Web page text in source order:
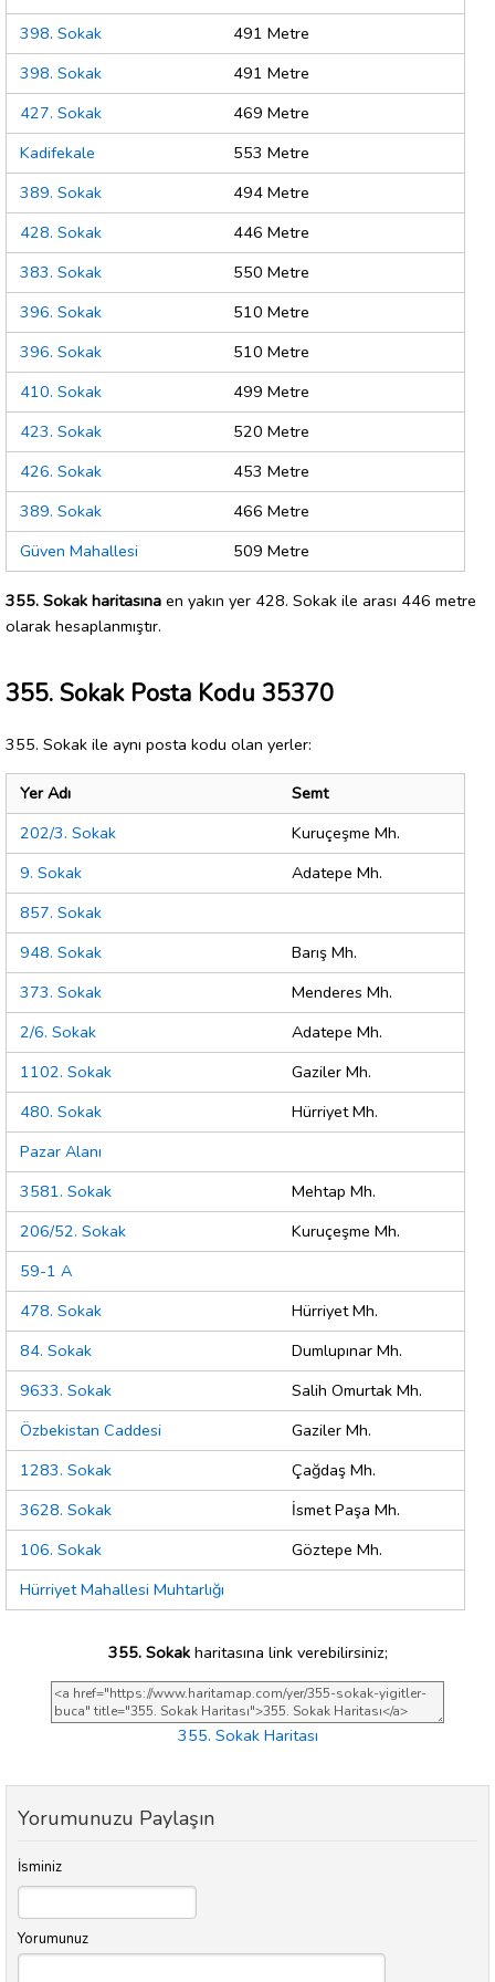
398. Sokak
491 Metre
398. Sokak
491 Metre
427. Sokak
469 Metre
Kadifekale
553 Metre
389. Sokak
494 Metre
428. Sokak
446 Metre
383. Sokak
550 Metre
396. Sokak
510 Metre
396. Sokak
510 Metre
410. Sokak
499 Metre
423. Sokak
520 Metre
426. Sokak
453 Metre
389. Sokak
466 Metre
Güven Mahallesi
509 Metre
355. Sokak haritasına en yakın yer 428. Sokak ile arası 446 metre
olarak hesaplanmıştır.
355. Sokak Posta Kodu 35370
355. Sokak ile aynı posta kodu olan yerler:
Yer Adı
Semt
202/3. Sokak
Kuruçeşme Mh.
9. Sokak
Adatepe Mh.
857. Sokak
948. Sokak
Barış Mh.
373. Sokak
Menderes Mh.
2/6. Sokak
Adatepe Mh.
1102. Sokak
Gaziler Mh.
480. Sokak
Hürriyet Mh.
Pazar Alanı
3581. Sokak
Mehtap Mh.
206/52. Sokak
Kuruçeşme Mh.
59-1 A
478. Sokak
Hürriyet Mh.
84. Sokak
Dumlupınar Mh.
9633. Sokak
Salih Omurtak Mh.
Özbekistan Caddesi
Gaziler Mh.
1283. Sokak
Çağdaş Mh.
3628. Sokak
İsmet Paşa Mh.
106. Sokak
Göztepe Mh.
Hürriyet Mahallesi Muhtarlığı
355. Sokakharitasına link verebilirsiniz;
355. Sokak Haritası
Yorumunuzu Paylaşın
İsminiz
Yorumunuz